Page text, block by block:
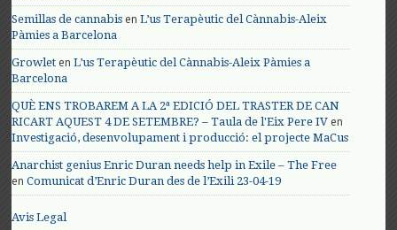
Semillas de cannabis enL’us Terapèutic del Cànnabis-Aleix
Pàmies a Barcelona
Growlet enL’us Terapèutic del Cànnabis-Aleix Pàmies a
Barcelona
QUÈ ENS TROBAREM A LA 2ª EDICIÓ DEL TRASTER DE CAN
RICART AQUEST 4 DE SETEMBRE? – Taula de l'Eix Pere IV en
Investigació, desenvolupament i producció: el projecte MaCus
Anarchist genius Enric Duran needs help in Exile – The Free
enComunicat d’Enric Duran des de l’Exili 23-04-19
Avis Legal